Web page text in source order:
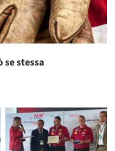
se stessa